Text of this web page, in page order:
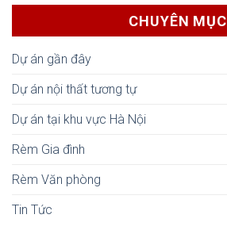
CHUYÊN MỤC
Dự án gần đây
Dự án nội thất tương tự
Dự án tại khu vực Hà Nội
Rèm Gia đình
Rèm Văn phòng
Tin Tức